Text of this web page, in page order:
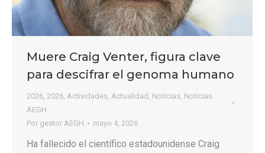
Muere Craig Venter, figura clave
para descifrar el genoma humano
2026, 2026, Actividades, Actualidad , Noticias, Noticias
AEGH
Por gestor AEGH mayo 4, 2026
Ha fallecido el científico estadounidense Craig